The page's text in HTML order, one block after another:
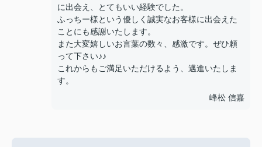
に出会え、とてもいい経験でした。
ふっちー様という優しく誠実なお客様に出会えた
ことにも感謝いたします。
また大変嬉しいお言葉の数々、感激です。ぜひ頼
って下さい♪♪
これからもご満足いただけるよう、邁進いたしま
す。
峰松 信嘉